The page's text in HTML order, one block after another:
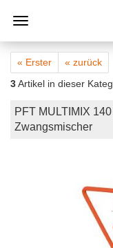
« Erster
« zurück
3Artikel in dieser
PFT MULTIMIX
Zwangsmischer